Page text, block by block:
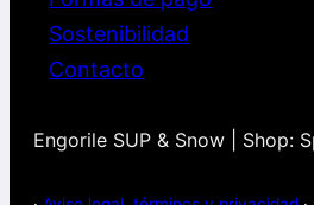
Sostenibilidad
Contacto
Engorile SUP & Snow | Shop: